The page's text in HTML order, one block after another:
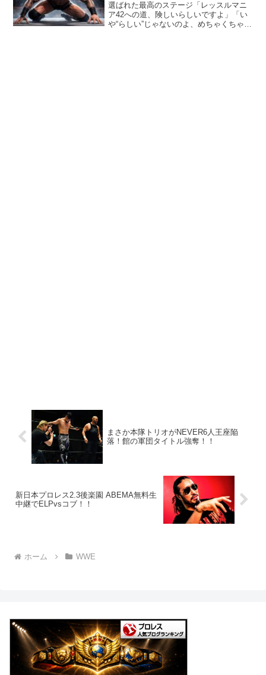
選ばれた最高のステージ「レッスルマニ
ア42への道、険しいらしいですよ」「い
や“らしい”じゃないのよ、めちゃくちゃ険
まさか本隊トリオがNEVER6人王座陥
落！館の軍団タイトル強奪！！
新日本プロレス2.3後楽園 ABEMA無料生
中継でELPvsコブ！！
ホーム WWE